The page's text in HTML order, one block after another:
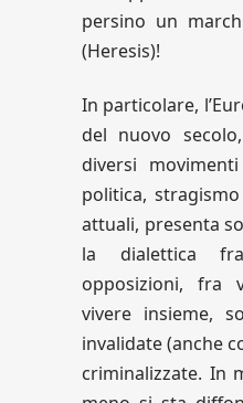
persino un
(Heresis)!
In particolare,
del nuovo
diversi
politica,
attuali, presenta
la dialettica
opposizioni, fra
vivere insieme,
invalidate (anche
criminalizzate. In